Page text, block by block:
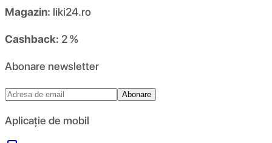
Magazin: liki24.ro
Cashback: 2 %
Abonare newsletter
Abonare
Aplicație de mobil